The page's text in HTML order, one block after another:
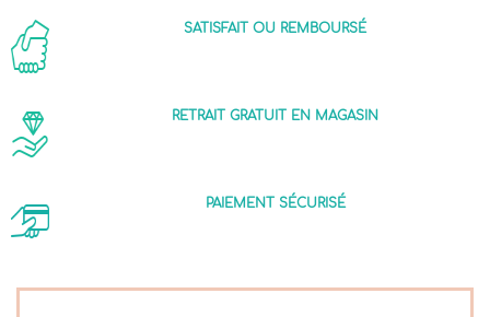
SATISFAIT OU REMBOURSÉ
RETRAIT GRATUIT EN MAGASIN
PAIEMENT SÉCURISÉ